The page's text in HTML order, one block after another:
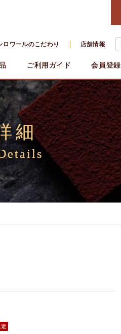
ロワールのこだわり 店舗情報
ご利用ガイド 会員登録
細